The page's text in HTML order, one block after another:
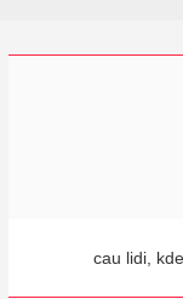
cau lidi,